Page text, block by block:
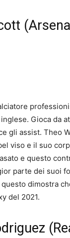
Gioca da
gli assist. Theo
viso e il suo
e questo
parte dei suoi
dimostra
del 2021.